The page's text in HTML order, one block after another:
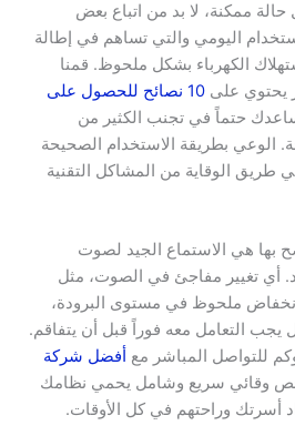
ممكنة، لا بد من اتباع بعض
اليومي والتي تساهم في إطالة
الكهرباء بشكل ملحوظ. قمنا
يحتوي على 10 نصائح للحصول على
حتماً في تجنب الكثير من
الوعي بطريقة الاستخدام الصحيحة
طريق الوقاية من المشاكل التقنية
بها هي الاستماع الجيد لصوت
أي تغيير مفاجئ في الصوت، مثل
ملحوظ في مستوى البرودة،
يجب التعامل معه فوراً قبل أن يتفاقم.
للتواصل المباشر مع أفضل شركة
وقائي سريع وشامل يحمي نظامك
أسرتك وراحتهم في كل الأوقات.